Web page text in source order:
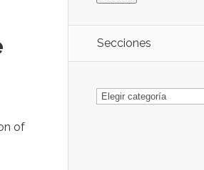
of
Secciones
Secciones